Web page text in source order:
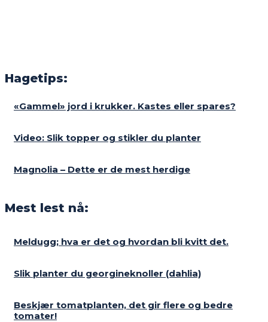
Hagetips:
«Gammel» jord i krukker. Kastes eller spares?
Video: Slik topper og stikler du planter
Magnolia – Dette er de mest herdige
Mest lest nå:
Meldugg; hva er det og hvordan bli kvitt det.
Slik planter du georgineknoller (dahlia)
Beskjær tomatplanten, det gir flere og bedre
tomater!